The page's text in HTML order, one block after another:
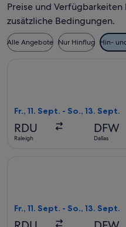
Preise und
zusätzliche Bedingungen.
Alle Angebote Nur Hinflug Hin-
Fr., 11. Sept. - So., 13. Sept.
RDU
Raleigh
DFW
Dallas
Fr., 11. Sept. - So., 13. Sept.